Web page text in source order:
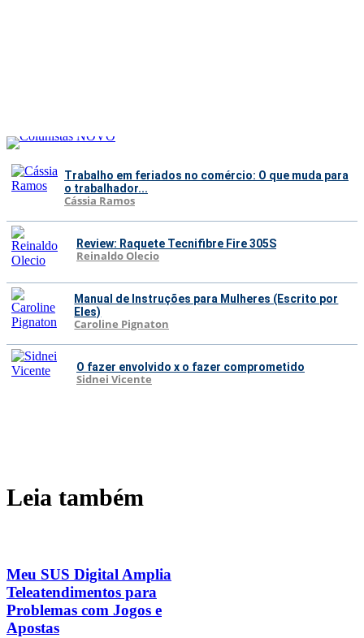
Trabalho em feriados no comércio: O que muda para
o trabalhador...
Cássia Ramos
Review: Raquete Tecnifibre Fire 305S
Reinaldo Olecio
Manual de Instruções para Mulheres (Escrito por
Eles)
Caroline Pignaton
O fazer envolvido x o fazer comprometido
Sidnei Vicente
Leia também
Meu SUS Digital Amplia
Teleatendimentos para
Problemas com Jogos e
Apostas